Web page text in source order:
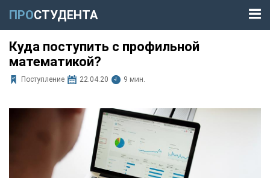
ПРОСТУДЕНТА
Куда поступить с профильной
математикой?
Поступление 22.04.20 9 мин.